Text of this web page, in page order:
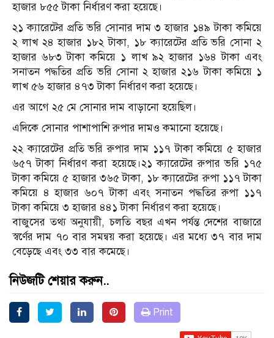
হাজার ৮৫৫ টাকা নির্ধারণ করা হয়েছে।
২১ ক্যারেটের প্রতি ভরি সোনার দাম ৩ হাজার ১৪৯ টাকা কমিয়ে
২ লাখ ২৪ হাজার ১৮২ টাকা, ১৮ ক্যারেটের প্রতি ভরি সোনা ২
হাজার ৬৮৩ টাকা কমিয়ে ১ লাখ ৯২ হাজার ১৬৪ টাকা এবং
সনাতন পদ্ধতির প্রতি ভরি সোনা ২ হাজার ২১৬ টাকা কমিয়ে ১
লাখ ৫৬ হাজার ৪৭৩ টাকা নির্ধারণ করা হয়েছে।
এর আগে ২৫ মে সোনার দাম বাড়ানো হয়েছিল।
এদিকে সোনার পাশাপাশি রুপার দামও কমানো হয়েছে।
২২ ক্যারেটের প্রতি ভরি রুপার দাম ১১৭ টাকা কমিয়ে ৫ হাজার
৬৫৭ টাকা নির্ধারণ করা হয়েছে।২১ ক্যারেটের রুপার ভরি ১৭৫
টাকা কমিয়ে ৫ হাজার ৩৬৫ টাকা, ১৮ ক্যারেটের রুপা ১১৭ টাকা
কমিয়ে ৪ হাজার ৬০৭ টাকা এবং সনাতন পদ্ধতির রুপা ১১৭
টাকা কমিয়ে ৩ হাজার ৪৪১ টাকা নির্ধারণ করা হয়েছে।
বাজুসের তথ্য অনুযায়ী, চলতি বছর এখন পর্যন্ত দেশের বাজারে
স্বর্ণের দাম ৭০ বার সমন্বয় করা হয়েছে। এর মধ্যে ৩৭ বার দাম
বেড়েছে এবং ৩৩ বার কমেছে।
নিউজটি শেয়ার করুন..
Print